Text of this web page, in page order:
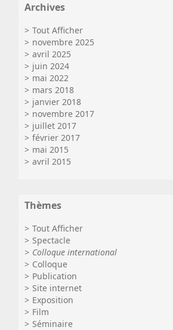
Archives
Tout Afficher
novembre 2025
avril 2025
juin 2024
mai 2022
mars 2018
janvier 2018
novembre 2017
juillet 2017
février 2017
mai 2015
avril 2015
Thèmes
Tout Afficher
Spectacle
Colloque international
Colloque
Publication
Site internet
Exposition
Film
Séminaire